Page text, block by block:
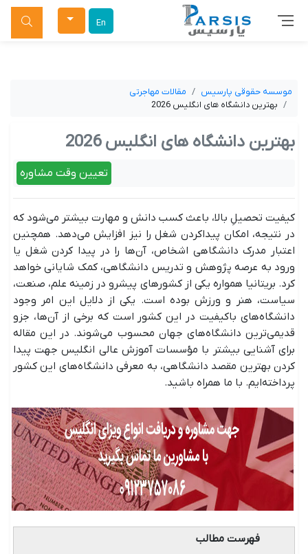
En جستجو
موسسه حقوقی پارسیس
مقالات مهاجرتی
بهترین دانشگاه های انگلیس 2026
بهترین دانشگاه های انگلیس 2026
تعیین وقت مشاوره
کیفیت تحصیلِ بالا، باعث کسب دانش و مهارت بیشتر می‌شود که
در نتیجه، امکان پیداکردن شغل را نیز افزایش می‌دهد. همچنین
اعتبار مدرک دانشگاهی اشخاص، آن‌ها را در پیدا کردن شغل یا
ورود به عرصه پژوهش و تدریس دانشگاهی، کمک شایانی خواهد
کرد. بریتانیا همواره یکی از کشورهای پیشرو در زمینه علم، صنعت،
سیاست، هنر و ورزش بوده است. یکی از دلایل این امر وجود
دانشگاه‌های باکیفیت در این کشور است که برخی از آن‌ها، جزو
قدیمی‌ترین دانشگاه‌های جهان محسوب می‌شوند. در این مقاله
برای آشنایی بیشتر با مؤسسات آموزش عالی انگلیس جهت پیدا
کردن بهترین مقصد دانشگاهی، به معرفی دانشگاه‌های این کشور
پرداخته‌ایم. با ما همراه باشید.
فهرست مطالب